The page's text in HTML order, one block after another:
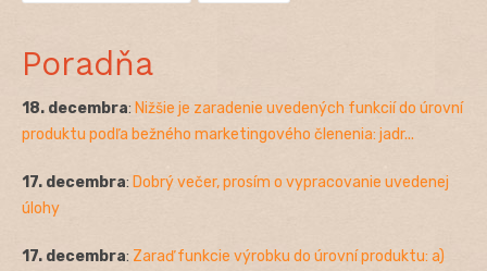
Poradňa
18. decembra: Nižšie je zaradenie uvedených funkcií do úrovní
produktu podľa bežného marketingového členenia: jadr...
17. decembra: Dobrý večer, prosím o vypracovanie uvedenej
úlohy
17. decembra: Zaraď funkcie výrobku do úrovní produktu: a)